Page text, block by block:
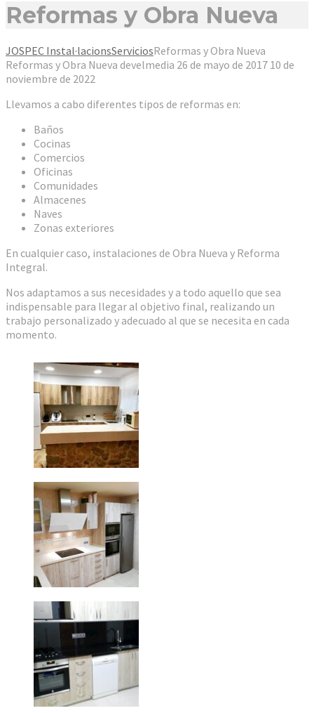
Reformas y Obra Nueva
JOSPEC Instal·lacionsServiciosReformas y Obra Nueva
Reformas y Obra Nueva develmedia 26 de mayo de 2017 10 de
noviembre de 2022
Llevamos a cabo diferentes tipos de reformas en:
Baños
Cocinas
Comercios
Oficinas
Comunidades
Almacenes
Naves
Zonas exteriores
En cualquier caso, instalaciones de Obra Nueva y Reforma
Integral.
Nos adaptamos a sus necesidades y a todo aquello que sea
indispensable para llegar al objetivo final, realizando un
trabajo personalizado y adecuado al que se necesita en cada
momento.